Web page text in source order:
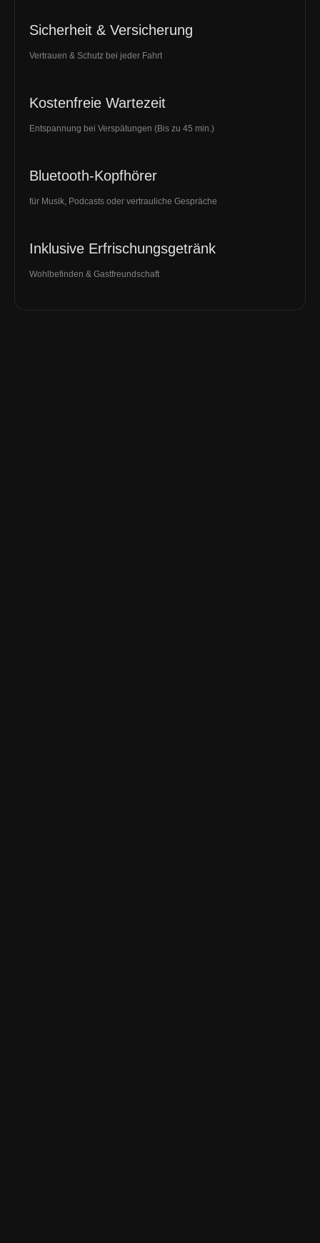
Sicherheit & Versicherung
Vertrauen & Schutz bei jeder Fahrt
Kostenfreie Wartezeit
Entspannung bei Verspätungen (Bis zu 45 min.)
Bluetooth-Kopfhörer
für Musik, Podcasts oder vertrauliche Gespräche
Inklusive Erfrischungsgetränk
Wohlbefinden & Gastfreundschaft